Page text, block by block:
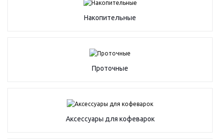
Накопительные
Проточные
Аксессуары для кофеварок